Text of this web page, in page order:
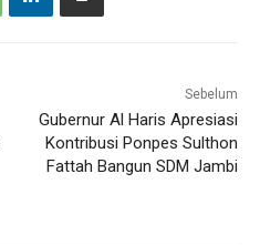
Sebelum
Gubernur Al Haris Apresiasi
Kontribusi Ponpes Sulthon
Fattah Bangun SDM Jambi